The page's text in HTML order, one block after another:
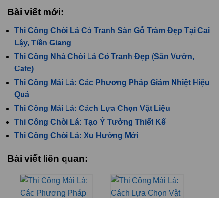
Bài viết mới:
Thi Công Chòi Lá Cỏ Tranh Sàn Gỗ Tràm Đẹp Tại Cai
Lậy, Tiền Giang
Thi Công Nhà Chòi Lá Cỏ Tranh Đẹp (Sân Vườn,
Cafe)
Thi Công Mái Lá: Các Phương Pháp Giảm Nhiệt Hiệu
Quả
Thi Công Mái Lá: Cách Lựa Chọn Vật Liệu
Thi Công Chòi Lá: Tạo Ý Tưởng Thiết Kế
Thi Công Chòi Lá: Xu Hướng Mới
Bài viết liên quan: